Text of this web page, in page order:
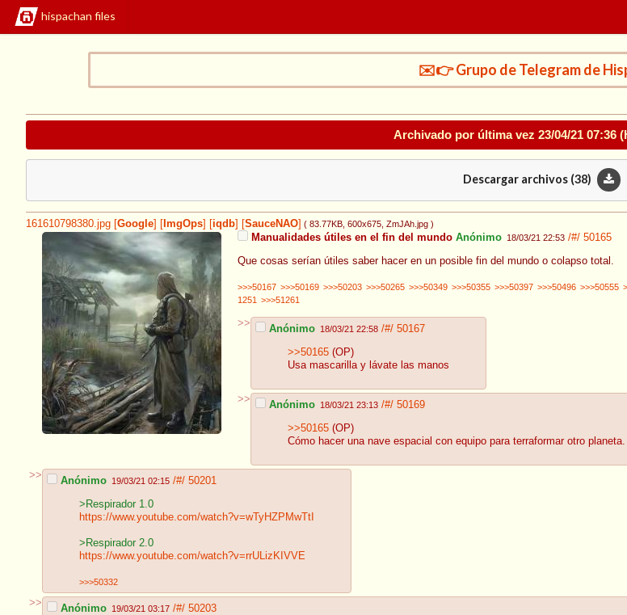
hispachan files
✉️👉 Grupo de Telegram de
Archivado por última vez 23/04/21 07:36
Descargar archivos (38)
161610798380.jpg Google ImgOps iqdb SauceNAO ( 83.77KB , 600x675 , ZmJAh.jpg )
Manualidades útiles en el fin del mundo Anónimo 18/03/21 22:53 /#/ 50165
Que cosas serían útiles saber hacer en un posible fin del mundo o colapso total.
>>>50167 >>>50169 >>>50203 >>>50265 >>>50349 >>>50355 >>>50397 >>>50496 >>>50555
1251
>>>51261
>> Anónimo 18/03/21 22:58 /#/ 50167
>>50165 (OP)
Usa mascarilla y lávate las manos
>> Anónimo 18/03/21 23:13 /#/ 50169
>>50165 (OP)
Cómo hacer una nave espacial con equipo para terraformar otro planeta.
>> Anónimo 19/03/21 02:15 /#/ 50201
>Respirador 1.0
https://www.youtube.com/watch?v=wTyHZPMwTtI
>Respirador 2.0
https://www.youtube.com/watch?v=rrULizKIVVE
>>>50332
>> Anónimo 19/03/21 03:17 /#/ 50203